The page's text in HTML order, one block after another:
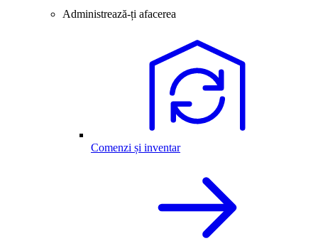
Administrează-ți afacerea
Comenzi și inventar